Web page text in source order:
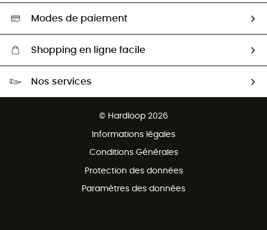
Aide & Contact
Sélection éco-responsable
Modes de paiement
Shopping en ligne facile
Nos services
© Hardloop 2026
Informations légales
Conditions Générales
Protection des données
Paramètres des données